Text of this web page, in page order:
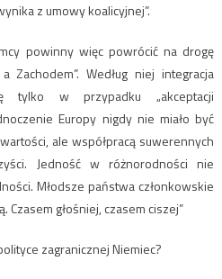
z umowy koalicyjnej”.
powinny więc powrócić na drogę
Zachodem”. Według niej integracja
tylko w przypadku „akceptacji
Europy nigdy nie miało być
ale współpracą suwerennych
Jedność w różnorodności nie
Młodsze państwa członkowskie
Czasem głośniej, czasem ciszej”
zagranicznej Niemiec?